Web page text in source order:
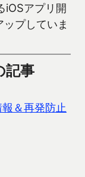
iOSアプリ開
プしていま
記事
＆再発防止